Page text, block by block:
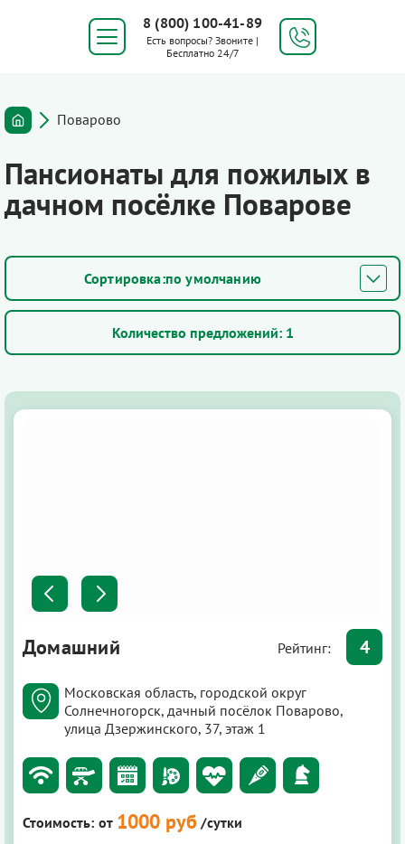
8 (800) 100-41-89
Есть вопросы? Звоните |
Бесплатно 24/7
Поварово
Пансионаты для пожилых в
дачном посёлке Поварове
по умолчанию
Количество предложений: 1
Домашний Рейтинг: 4
Московская область, городской округ
Солнечногорск, дачный посёлок Поварово,
улица Дзержинского, 37, этаж 1
Стоимость: от 1000 руб /сутки